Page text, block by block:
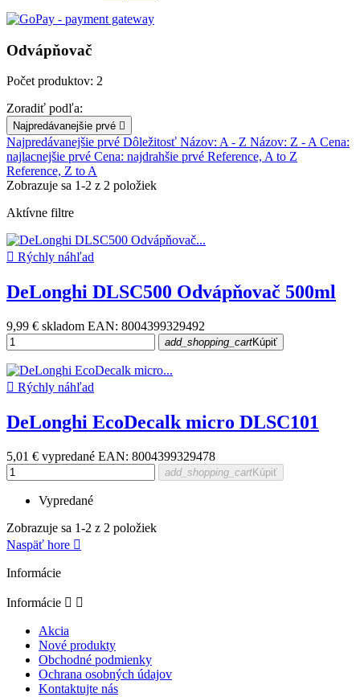
Odvápňovač
Počet produktov: 2
Zoradiť podľa:
Najpredávanejšie prvé 
Najpredávanejšie prvé Dôležitosť Názov: A - Z Názov: Z - ACena:
najlacnejšie prvé Cena: najdrahšie prvé Reference, A to Z
Reference, Z to A
Zobrazuje sa 1-2 z 2 položiek
Aktívne filtre
 Rýchly náhľad
DeLonghi DLSC500 Odvápňovač 500ml
9,99 € skladom EAN: 8004399329492
add_shopping_cartKúpiť
 Rýchly náhľad
DeLonghi EcoDecalk micro DLSC101
5,01 € vypredané EAN: 8004399329478
add_shopping_cartKúpiť
Vypredané
Zobrazuje sa 1-2 z 2 položiek
Naspäť hore 
Informácie
Informácie  
Akcia
Nové produkty
Obchodné podmienky
Ochrana osobných údajov
Kontaktujte nás